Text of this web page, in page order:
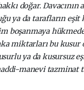
doğar. Davacının
ya da tarafların eşit
boşanmaya
miktarları bu kusur
ya da kusursuz
manevi tazminat